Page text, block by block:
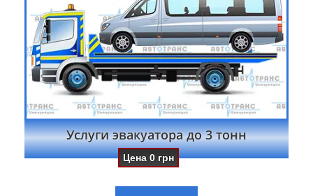
Услуги эвакуатора до 3 тонн
Цена0 грн